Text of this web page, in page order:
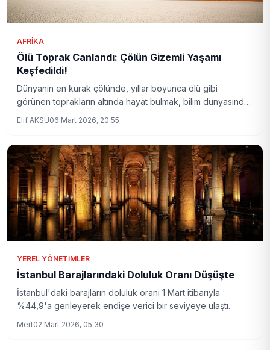
AFRIKA
Ölü Toprak Canlandı: Çölün Gizemli Yaşamı
Keşfedildi!
Dünyanın en kurak çölünde, yıllar boyunca ölü gibi
görünen toprakların altında hayat bulmak, bilim dünyasında
Elif AKSU06 Mart 2026, 20:55
YEREL YÖNETIMLER
İstanbul Barajlarındaki Doluluk Oranı Düşüşte
İstanbul'daki barajların doluluk oranı 1 Mart itibarıyla
%44,9'a gerileyerek endişe verici bir seviyeye ulaştı.
Mert02 Mart 2026, 05:30